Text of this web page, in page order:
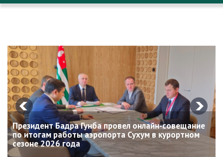
Президент Бадра Гунба провел онлайн-совещание
по итогам работы аэропорта Сухум в курортном
сезоне 2026 года